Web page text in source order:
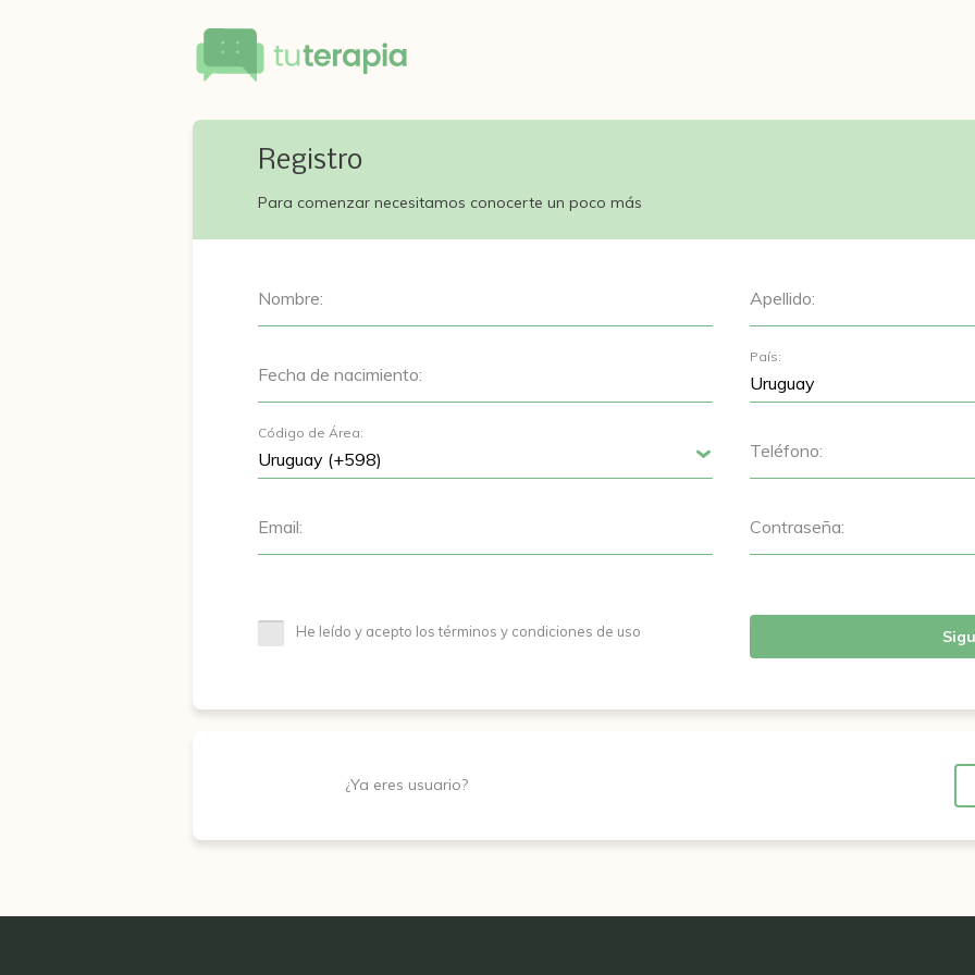
Registro
Para comenzar necesitamos conocerte un poco más
Nombre: Apellido:
Fecha de nacimiento:
País:
Código de Área:
Teléfono:
Email: Contraseña:
He leído y acepto los términos y condiciones de uso
¿Ya eres usuario?